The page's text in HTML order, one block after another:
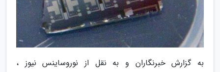
به گزارش خبرنگاران و به نقل از نوروساینس نیوز ،